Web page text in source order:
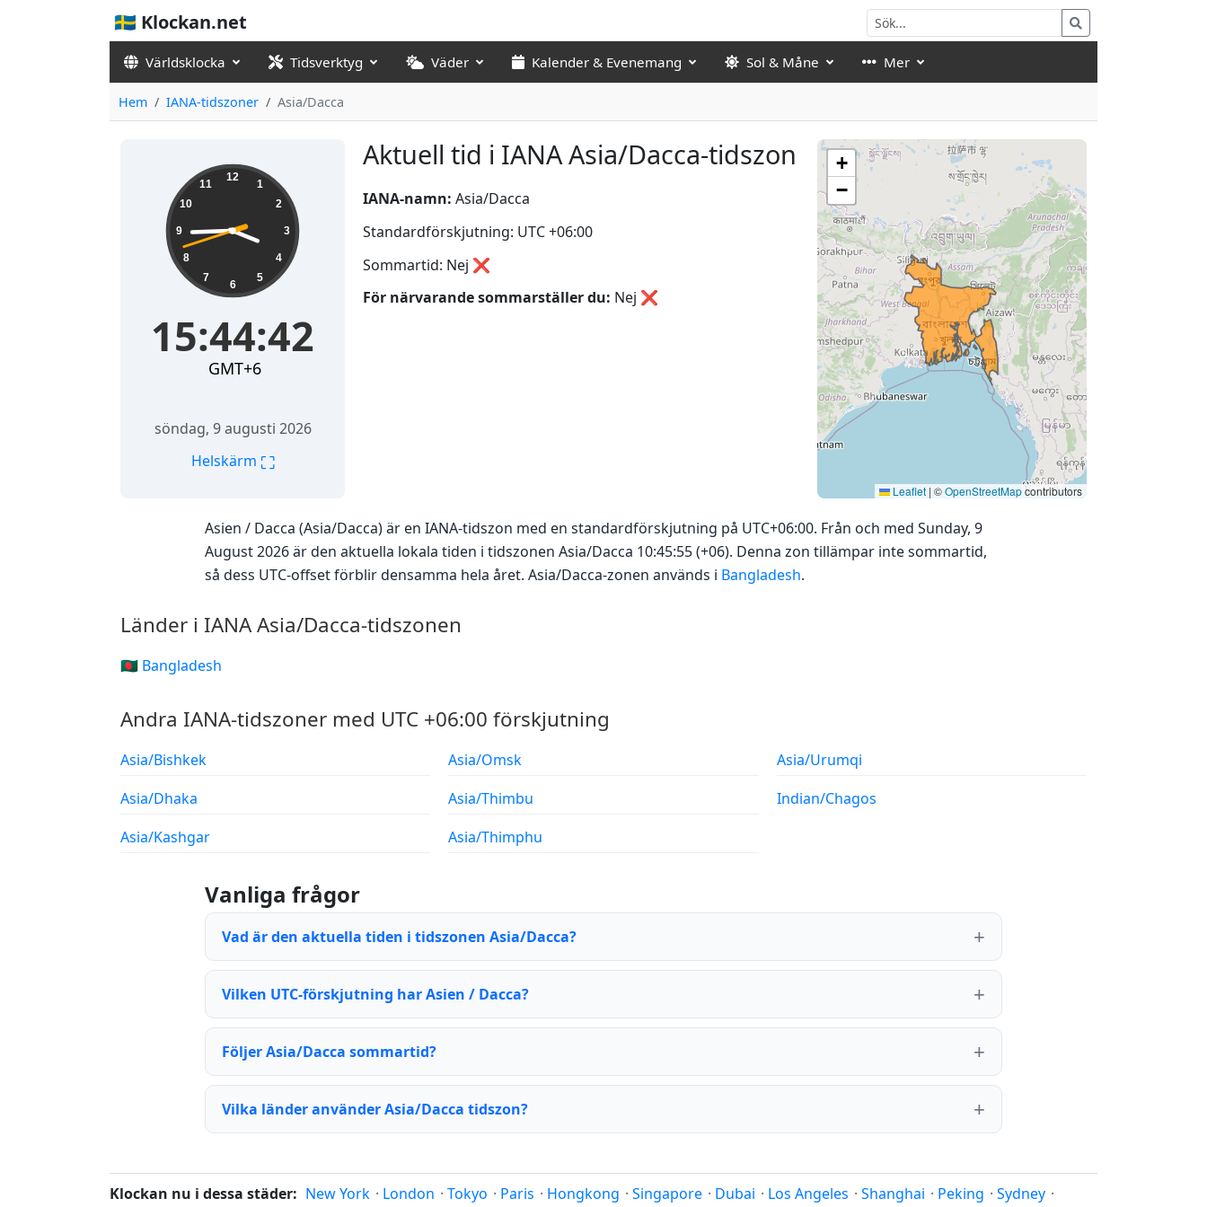
🇸🇪 Klockan.net
Världsklocka Tidsverktyg Väder Kalender & Evenemang Sol & Måne Mer
Hem IANA-tidszoner Asia/Dacca
Aktuell tid i IANA Asia/Dacca-tidszon
15:44:42 12
1
2
3
4
5
6
7
8
9
10
11
15:44:42
GMT+6
söndag, 9 augusti 2026
Helskärm ⛶
IANA-namn: Asia/Dacca
Standardförskjutning: UTC +06:00
Sommartid: Nej ❌
För närvarande sommarställer du: Nej ❌
+
−
Leaflet | ©OpenStreetMapcontributors
Asien / Dacca (Asia/Dacca) är en IANA-tidszon med en standardförskjutning på UTC+06:00. Från och med Sunday, 9
August 2026 är den aktuella lokala tiden i tidszonen Asia/Dacca 10:45:55 (+06). Denna zon tillämpar inte sommartid,
så dess UTC-offset förblir densamma hela året. Asia/Dacca-zonen används i Bangladesh.
Länder i IANA Asia/Dacca-tidszonen
🇧🇩 Bangladesh
Andra IANA-tidszoner med UTC +06:00 förskjutning
Asia/Bishkek
Asia/Dhaka
Asia/Kashgar
Asia/Omsk
Asia/Thimbu
Asia/Thimphu
Asia/Urumqi
Indian/Chagos
Vanliga frågor
Vad är den aktuella tiden i tidszonen Asia/Dacca?
Vilken UTC-förskjutning har Asien / Dacca?
Följer Asia/Dacca sommartid?
Vilka länder använder Asia/Dacca tidszon?
Klockan nu i dessa städer: New York · London · Tokyo · Paris · Hongkong · Singapore · Dubai · Los Angeles · Shanghai · Peking · Sydney ·